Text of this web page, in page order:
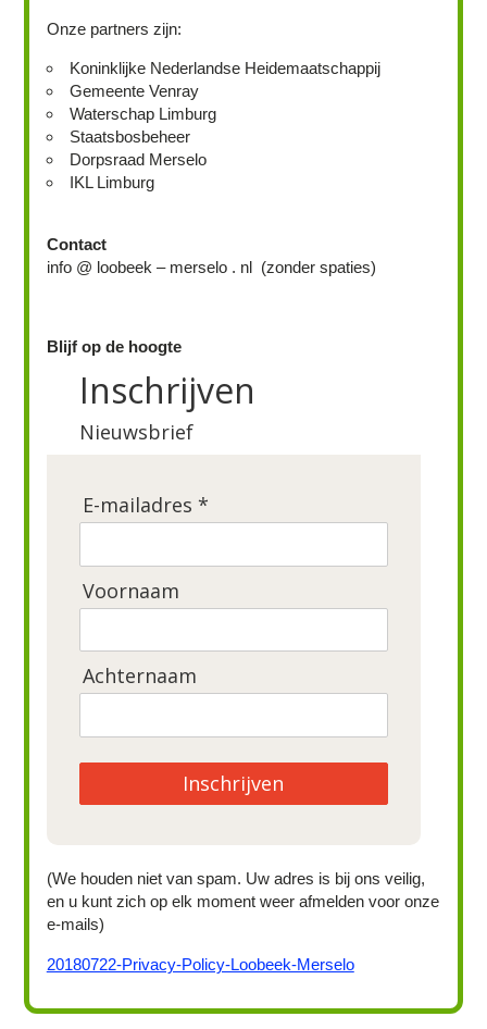
Onze partners zijn:
Koninklijke Nederlandse Heidemaatschappij
Gemeente Venray
Waterschap Limburg
Staatsbosbeheer
Dorpsraad Merselo
IKL Limburg
Contact
info @ loobeek – merselo . nl (zonder spaties)
Blijf op de hoogte
Inschrijven
Nieuwsbrief
E-mailadres *
Voornaam
Achternaam
Inschrijven
(We houden niet van spam. Uw adres is bij ons veilig,
en u kunt zich op elk moment weer afmelden voor onze
e-mails)
20180722-Privacy-Policy-Loobeek-Merselo